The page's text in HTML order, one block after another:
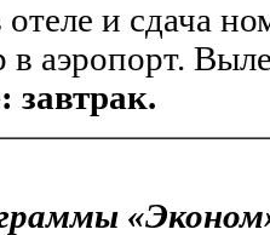
отеле и сдача
в аэропорт.
завтрак.